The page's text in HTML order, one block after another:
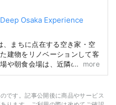
Osaka Experience
、まちに点在する空き家・空
建物をリノベーションして客
や朝食会場は、近隣の飲食店
ホテルのように楽しんでいた
more
です。記事公開後に商品やサービス